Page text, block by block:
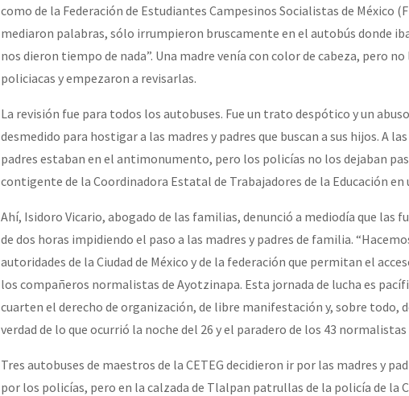
como de la Federación de Estudiantes Campesinos Socialistas de México
mediaron palabras, sólo irrumpieron bruscamente en el autobús donde
nos dieron tiempo de nada”. Una madre venía con color de cabeza, pero
policiacas y empezaron a revisarlas.
La revisión fue para todos los autobuses. Fue un trato despótico y un
desmedido para hostigar a las madres y padres que buscan a sus hijos. A
padres estaban en el antimonumento, pero los policías no los dejaban
contigente de la Coordinadora Estatal de Trabajadores de la Educación en
Ahí, Isidoro Vicario, abogado de las familias, denunció a mediodía que las
de dos horas impidiendo el paso a las madres y padres de familia.
autoridades de la Ciudad de México y de la federación que permitan el
los compañeros normalistas de Ayotzinapa. Esta jornada de lucha es
cuarten el derecho de organización, de libre manifestación y, sobre todo,
verdad de lo que ocurrió la noche del 26 y el paradero de los 43 normalistas
Tres autobuses de maestros de la CETEG decidieron ir por las madres y
por los policías, pero en la calzada de Tlalpan patrullas de la policía de la